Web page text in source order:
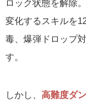
ロック状態を解除
変化するスキルを
毒、爆弾ドロップ
す。
しかし、高難度ダ